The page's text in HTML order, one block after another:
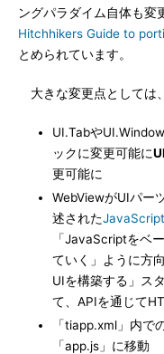
ングパラダイム自体も変
Hitchhikers Guide to
とめられています。
大きな変更点としては
UI.Tabや
ックに変更可能に
更可能に
WebViewがUIパー
述されたJavaScript
「JavaScriptをベ
ていく」ように方
UIを構築する」ス
て、APIを通じて
「tiapp.xml」内で
「app.js」に移動